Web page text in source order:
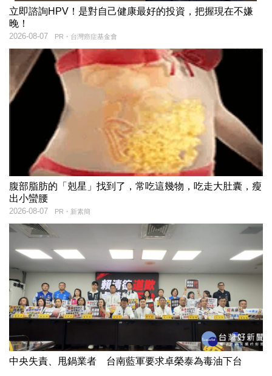
立即諮詢HPV！是對自己健康最好的投資，把握現在不嫌
晚！
PR・台灣癌症基金會
2026-08-07
腹部脂肪的「剋星」找到了，常吃這幾物，吃走大肚囊，瘦
出小蠻腰
PR・新素簡
2026-08-07
中央失責、甩鍋業者 台南藍軍要求卓榮泰為毒油下台